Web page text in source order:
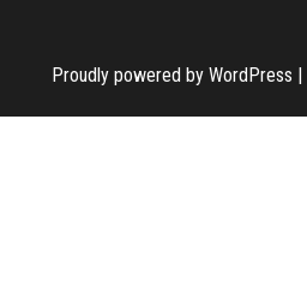
Proudly powered by WordPress |